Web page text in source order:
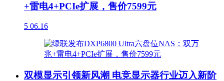
+雷电4+PCIe扩展，售价7599元
5 06.16
双模显示引领新风潮 电竞显示器行业迈入新阶